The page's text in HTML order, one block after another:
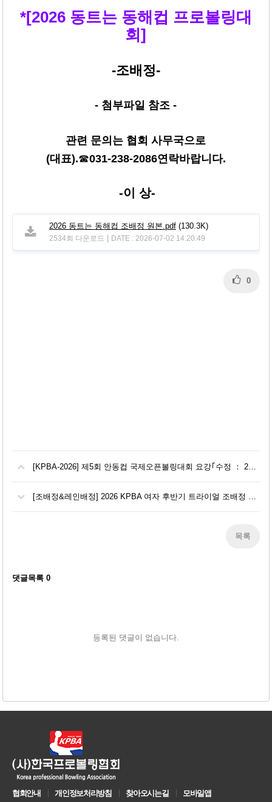
*[2026 동트는 동해컵 프로볼링대
회]
-조배정-
- 첨부파일 참조 -
관련 문의는 협회 사무국으로
(대표).☎031-238-2086연락바랍니다.
-이 상-
2026 동트는 동해컵 조배정 원본.pdf(130.3K)
2534회 다운로드 DATE : 2026-07-02 14:20:49
0
[KPBA-2026] 제5회 안동컵 국제오픈볼링대회 요강｢수정 ： 260704]
[조배정&레인배정] 2026 KPBA 여자 후반기 트라이얼 조배정 및 레인배정
목록
댓글목록 0
등록된 댓글이 없습니다.
협회안내 개인정보처리방침 찾아오시는길 모바일앱